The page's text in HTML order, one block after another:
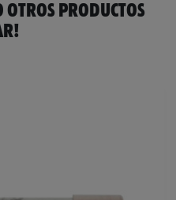
1.2 mm
071553811
PRODUCTOS